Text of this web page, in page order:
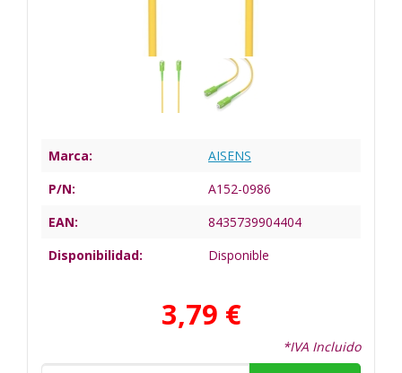
Marca:
AISENS
P/N:
A152-0986
EAN:
8435739904404
Disponibilidad:
Disponible
3,79 €
*IVA Incluido